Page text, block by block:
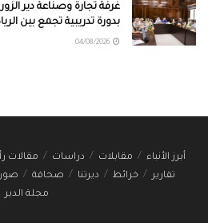
غرفة تجارة وصناعة دير
بدورة تدريبية تجمع بين
أبرز الأنباء مقابلات دراسات مقالات
تقارير
خرائط ديرتنا صحافة صور
مجلة الدير